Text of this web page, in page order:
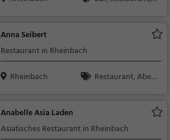
ndessen, Mittagessen
Anna Seibert
Restaurant in Rheinbach
Rheinbach
Restaurant, Aben
Anabelle Asia Laden
Asiatisches Restaurant in Rheinbach